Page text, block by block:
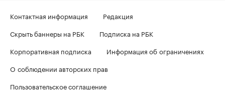
Контактная информация
Редакция
Скрыть баннеры на РБК
Подписка на РБК
Корпоративная подписка
Информация об ограничениях
О соблюдении авторских прав
Пользовательское соглашение